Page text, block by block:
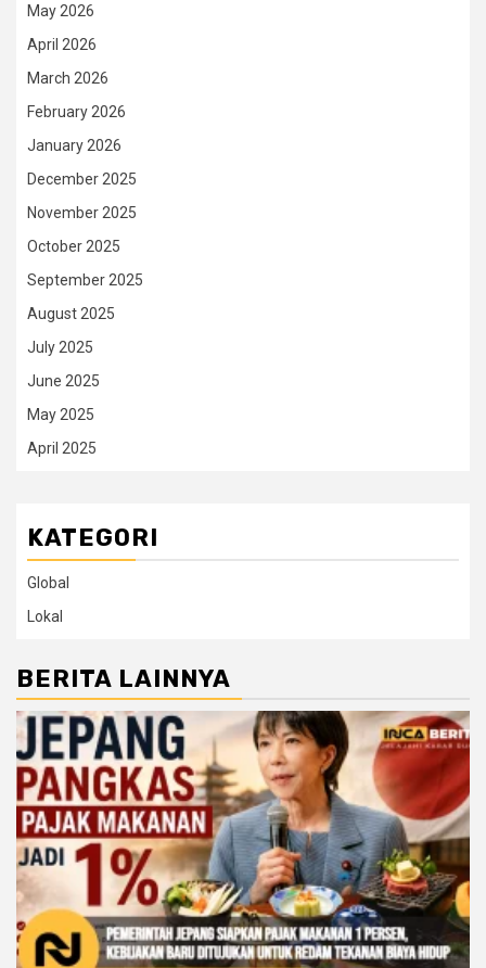
May 2026
April 2026
March 2026
February 2026
January 2026
December 2025
November 2025
October 2025
September 2025
August 2025
July 2025
June 2025
May 2025
April 2025
KATEGORI
Global
Lokal
BERITA LAINNYA